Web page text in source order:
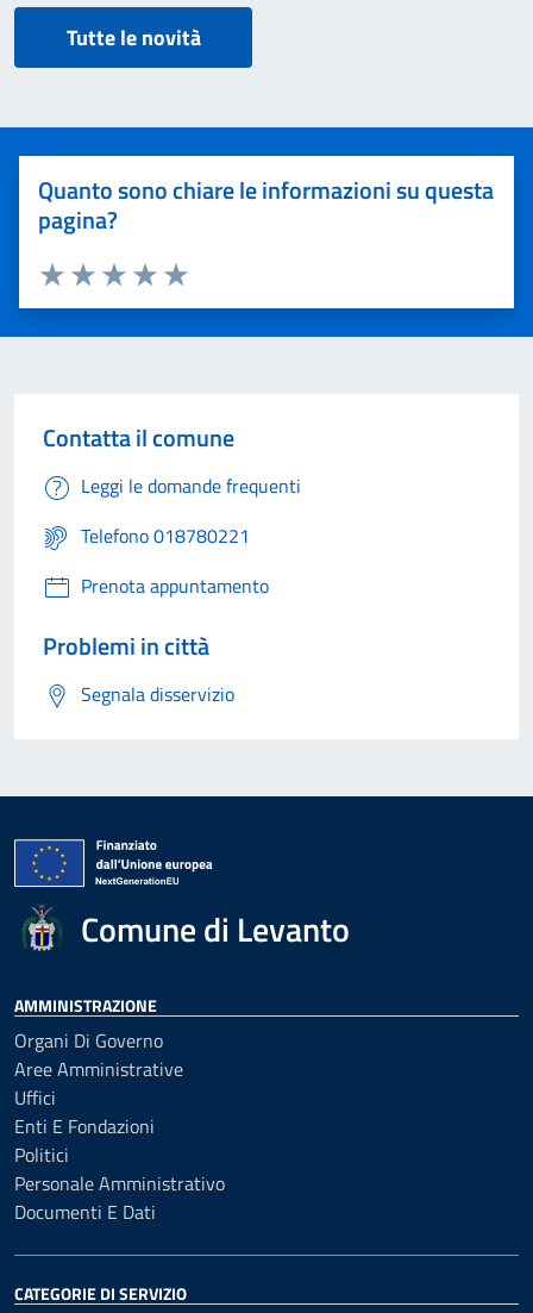
Tutte le novità
Quanto sono chiare le informazioni su questa
pagina?
Valuta 5 stelle su 5
Valuta 4 stelle su 5
Valuta 3 stelle su 5
Valuta 2 stelle su 5
Valuta 1 stelle su 5
Contatta il comune
Leggi le domande frequenti
Telefono 018780221
Prenota appuntamento
Problemi in città
Segnala disservizio
Comune di Levanto
AMMINISTRAZIONE
Organi Di Governo
Aree Amministrative
Uffici
Enti E Fondazioni
Politici
Personale Amministrativo
Documenti E Dati
CATEGORIE DI SERVIZIO